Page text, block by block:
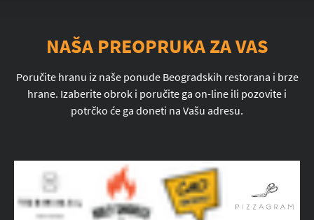
NAŠA PREOPRUKA ZA VAS
Poručite hranu iz naše ponude Beogradskih restorana i brze
hrane. Izaberite obrok i poručite ga on-line ili pozovite i
potrčko će ga doneti na Vašu adresu.